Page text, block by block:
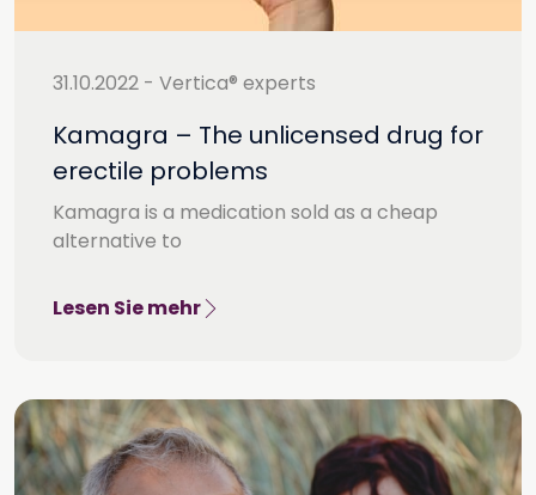
31.10.2022 - Vertica® experts
Kamagra – The unlicensed drug for
erectile problems
Kamagra is a medication sold as a cheap
alternative to
Lesen Sie mehr